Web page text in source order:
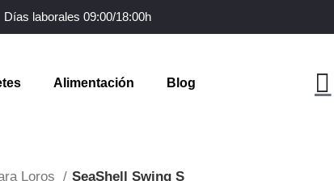
Días laborales 09:00/18:00h
Alimentación Blog
Loros SeaShell Swing S